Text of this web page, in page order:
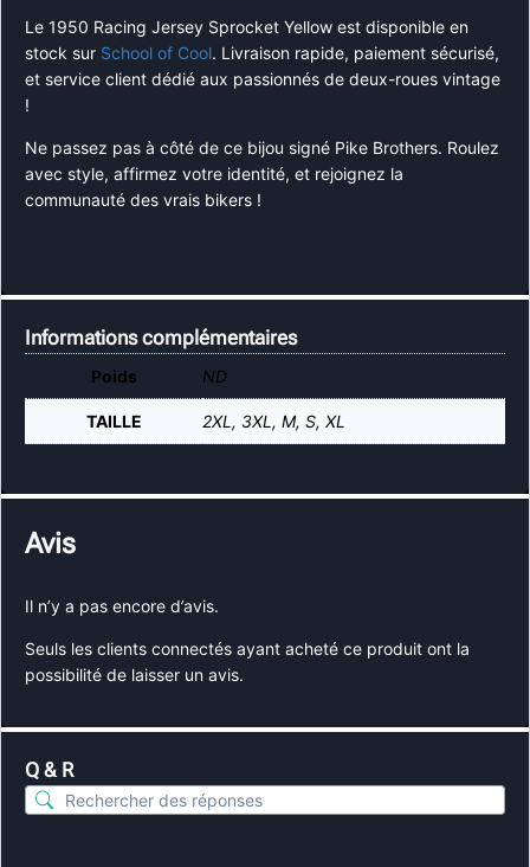
Le 1950 Racing Jersey Sprocket Yellow est disponible en
stock sur School of Cool. Livraison rapide, paiement sécurisé,
et service client dédié aux passionnés de deux-roues vintage
!
Ne passez pas à côté de ce bijou signé Pike Brothers. Roulez
avec style, affirmez votre identité, et rejoignez la
communauté des vrais bikers !
Informations complémentaires
Poids ND
TAILLE 2XL, 3XL, M, S, XL
Avis
Il n’y a pas encore d’avis.
Seuls les clients connectés ayant acheté ce produit ont la
possibilité de laisser un avis.
Q & R